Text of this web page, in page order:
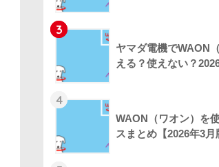
3
ヤマダ電機でWAON
える？使えない？
4
WAON（ワオン）を
スまとめ【2026年3月